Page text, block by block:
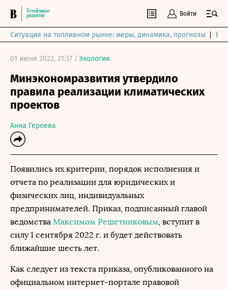
Войти
Ситуация на топливном рынке: меры, динамика, прогнозы
01 июня 2022, 21:37 /Экология
Минэкономразвития утвердило
правила реализации климатических
проектов
Анна Героева
Появились их критерии, порядок исполнения и
отчета по реализации для юридических и
физических лиц, индивидуальных
предпринимателей. Приказ, подписанный главой
ведомства Максимом Решетниковым, вступит в
силу 1 сентября 2022 г. и будет действовать
ближайшие шесть лет.
Как следует из текста приказа, опубликованного на
официальном интернет-портале правовой